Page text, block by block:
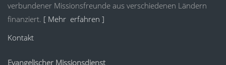
verbundener Missionsfreunde aus verschiedenen Ländern
finanziert. [ Mehr erfahren ]
Kontakt
Evangelischer Missionsdienst